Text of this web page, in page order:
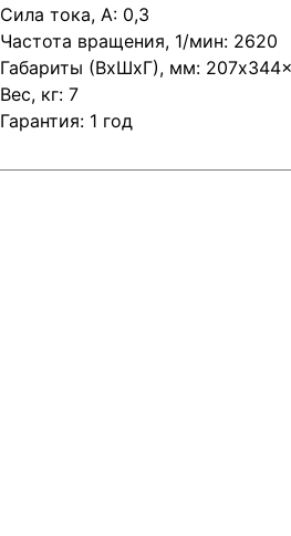
Сила тока, А: 0,3
Частота вращения, 1/мин: 2620
Габариты (ВхШхГ), мм:
Вес, кг: 7
Гарантия: 1 год